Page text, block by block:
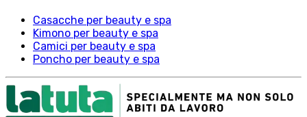
Casacche per beauty e spa
Kimono per beauty e spa
Camici per beauty e spa
Poncho per beauty e spa